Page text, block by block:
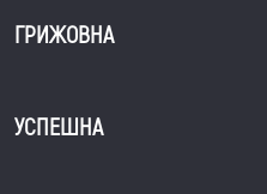
ГРИЖОВНА
УСПЕШНА